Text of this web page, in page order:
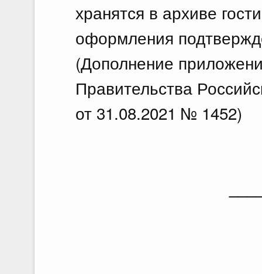
хранятся в архиве
оформления
(Дополнение
Правительства
от 31.08.2021 № 1452)